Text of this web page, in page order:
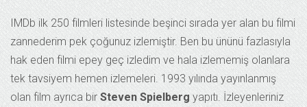
IMDb ilk 250 filmleri listesinde beşinci sırada yer alan bu filmi
zannederim pek çoğunuz izlemiştir. Ben bu ününü fazlasıyla
hak eden filmi epey geç izledim ve hala izlememiş olanlara
tek tavsiyem hemen izlemeleri. 1993 yılında yayınlanmış
olan film ayrıca bir Steven Spielberg yapıtı. İzleyenleriniz